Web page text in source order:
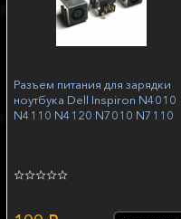
Разъем питания для зарядки
ноутбука Dell Inspiron N4010
N4110 N4120 N7010 N7110